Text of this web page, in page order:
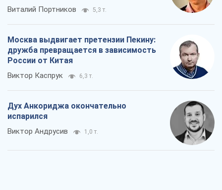
Виталий Портников 5,3 т.
Москва выдвигает претензии Пекину:
дружба превращается в зависимость
России от Китая
Виктор Каспрук 6,3 т.
Дух Анкориджа окончательно
испарился
Виктор Андрусив 1,0 т.